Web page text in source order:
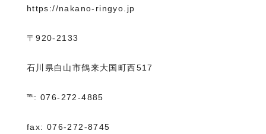
https://nakano-ringyo.jp⁡
〒920-2133
石川県白山市鶴来大国町西517
℡: 076-272-4885
fax: 076-272-8745